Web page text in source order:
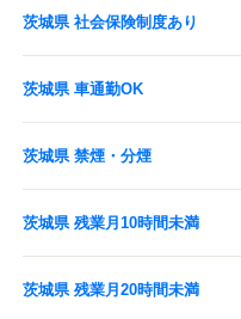
茨城県 社会保険制度あり
茨城県 車通勤OK
茨城県 禁煙・分煙
茨城県 残業月10時間未満
茨城県 残業月20時間未満